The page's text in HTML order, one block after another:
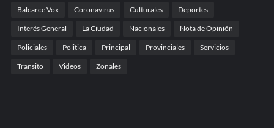
Balcarce Vox Coronavirus Culturales Deportes
Interés General La Ciudad Nacionales Nota de Opinión
Policiales Politica Principal Provinciales Servicios
Transito Videos Zonales